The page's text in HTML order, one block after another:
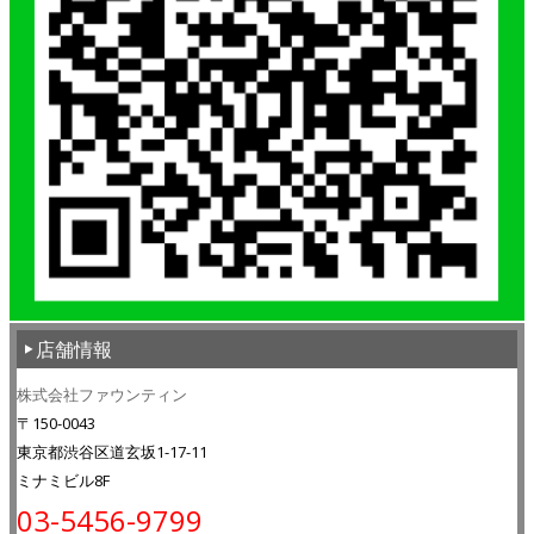
店舗情報
株式会社ファウンティン
〒150-0043
東京都渋谷区道玄坂1-17-11
ミナミビル8F
03-5456-9799